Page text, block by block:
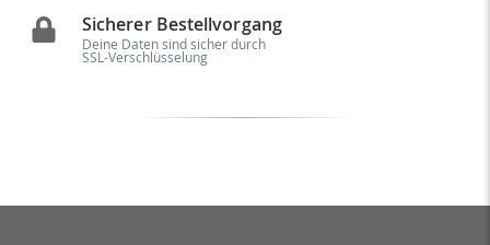
Sicherer Bestellvorgang
Deine Daten sind sicher durch
SSL-Verschlüsselung